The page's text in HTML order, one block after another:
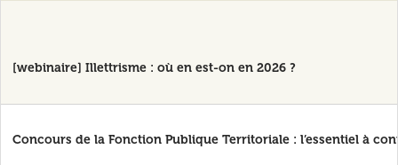
[webinaire] Illettrisme : où en est-on en 2026 ?
Concours de la Fonction Publique Territoriale : l’essentiel à